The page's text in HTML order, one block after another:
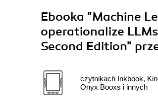
Ebooka "Machine
operationalize
Second Edition"
czytnikach Inkbook,
Onyx Booxs i innych